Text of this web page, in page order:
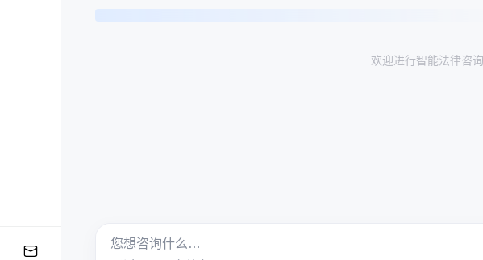
欢迎进行智能法律咨询